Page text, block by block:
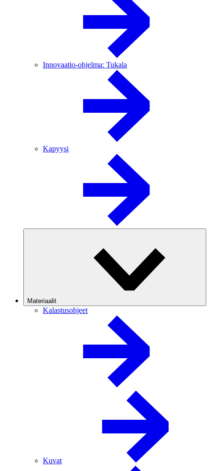
Innovaatio-ohjelma: Tukala
Kapyysi
Materiaalit
Kalastusohjeet
Kuvat